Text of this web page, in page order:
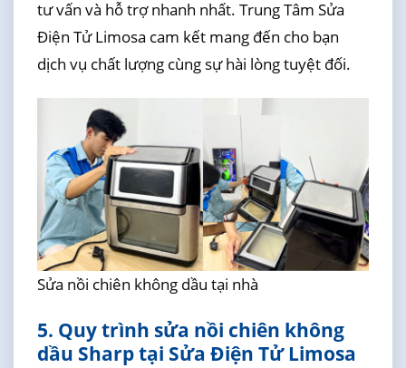
tư vấn và hỗ trợ nhanh nhất. Trung Tâm Sửa
Điện Tử Limosa cam kết mang đến cho bạn
dịch vụ chất lượng cùng sự hài lòng tuyệt đối.
Sửa nồi chiên không dầu tại nhà
5. Quy trình sửa nồi chiên không
dầu Sharp tại Sửa Điện Tử Limosa